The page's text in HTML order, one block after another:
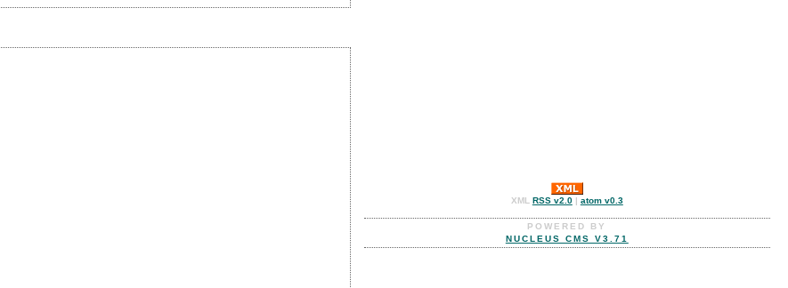
XML RSS v2.0| atom v0.3
POWERED BY
NUCLEUS CMS V3.71